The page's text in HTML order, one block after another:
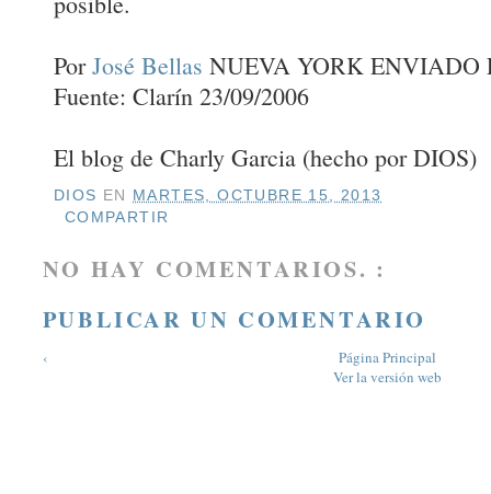
PorJosé Bellas NUEVA YORK ENVIADO
Fuente: Clarín 23/09/2006
El blog de Charly Garcia (hecho por DIOS)
DIOS EN MARTES, OCTUBRE 15, 2013
COMPARTIR
NO HAY COMENTARIOS. :
PUBLICAR UN COMENTARIO
‹
Página Principal
Ver la versión web